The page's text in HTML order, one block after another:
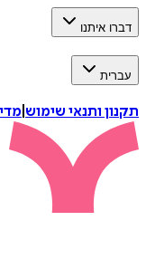
דברו איתנו
עברית
תקנון ותנאי שימוש